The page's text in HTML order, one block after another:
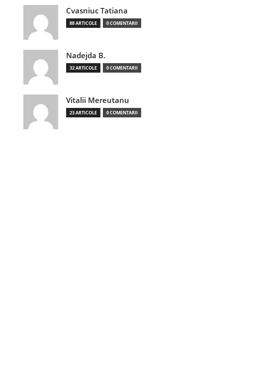
Cvasniuc Tatiana
88 ARTICOLE 0 COMENTARII
Nadejda B.
32 ARTICOLE 0 COMENTARII
Vitalii Mereutanu
23 ARTICOLE 0 COMENTARII